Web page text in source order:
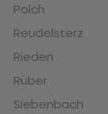
Polch
Reudelsterz
Rieden
Rüber
Siebenbach